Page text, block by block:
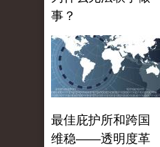
事？
最佳庇护所和跨国
维稳——透明度革